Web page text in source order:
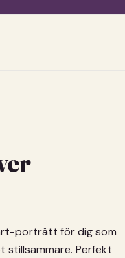
porträtt för dig som
stillsammare. Perfekt